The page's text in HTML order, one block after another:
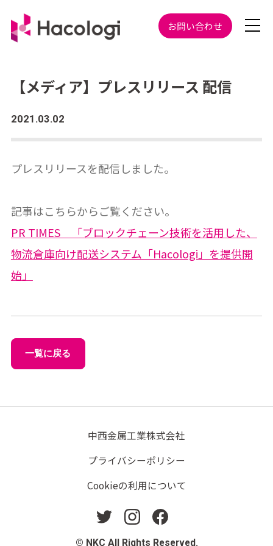
お問い合わせ
【メディア】プレスリリース 配信
2021.03.02
プレスリリースを配信しました。
記事はこちらからご覧ください。
PR TIMES 「ブロックチェーン技術を活用した、
物流倉庫向け配送システム「Hacologi」を提供開
始」
一覧に戻る
中西金属工業株式会社
プライバシーポリシー
Cookieの利用について
© NKC All Rights Reserved.